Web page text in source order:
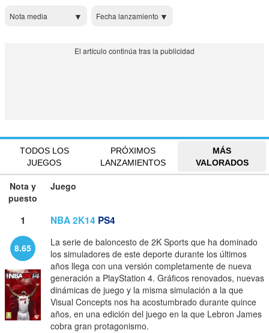
Nota media Fecha lanzamiento
TODOS LOS
JUEGOS
PRÓXIMOS
LANZAMIENTOS
MÁS
VALORADOS
Nota y
puesto
Juego
1 NBA 2K14 PS4
8.65
La serie de baloncesto de 2K Sports que ha dominado
los simuladores de este deporte durante los últimos
años llega con una versión completamente de nueva
generación a PlayStation 4. Gráficos renovados, nuevas
dinámicas de juego y la misma simulación a la que
Visual Concepts nos ha acostumbrado durante quince
años, en una edición del juego en la que Lebron James
cobra gran protagonismo.